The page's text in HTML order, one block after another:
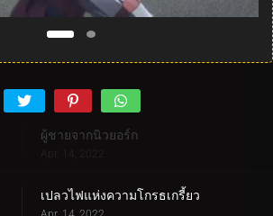
ผู้ชายจากนิวยอร์ก
Apr. 14, 2022
เปลวไฟแห่งความโกรธเกรี้ยว